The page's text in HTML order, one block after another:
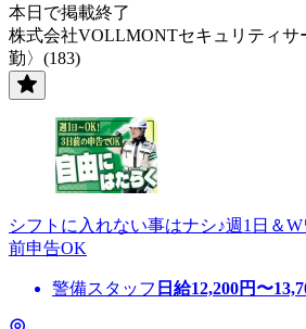
本日で掲載終了
株式会社VOLLMONTセキュリティサ
勤〉(183)
シフトに入れない事はナシ♪週1日＆
前申告OK
警備スタッフ 日給12,200円〜